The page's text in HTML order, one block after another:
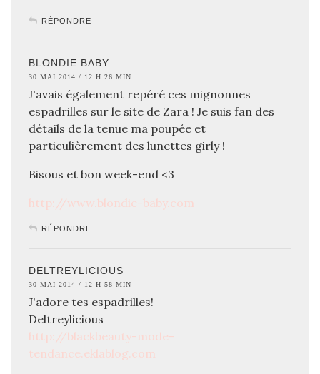
RÉPONDRE
BLONDIE BABY
30 MAI 2014 / 12 H 26 MIN
J'avais également repéré ces mignonnes
espadrilles sur le site de Zara ! Je suis fan des
détails de la tenue ma poupée et
particulièrement des lunettes girly !
Bisous et bon week-end <3
http://www.blondie-baby.com
RÉPONDRE
DELTREYLICIOUS
30 MAI 2014 / 12 H 58 MIN
J'adore tes espadrilles!
Deltreylicious
http://blackbeauty-mode-
tendance.eklablog.com